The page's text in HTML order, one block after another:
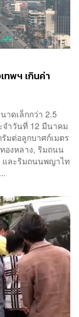
ทพฯ เกินค่า
ดเล็กกว่า 2.5
จำวันที่ 12 มีนาคม
มต่อลูกบาศก์เมตร
องหลาง, ริมถนน
และริมถนนพญาไท